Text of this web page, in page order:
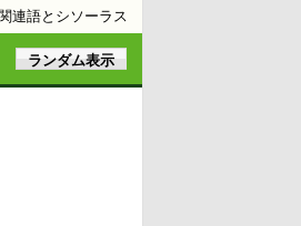
連語とシソーラス